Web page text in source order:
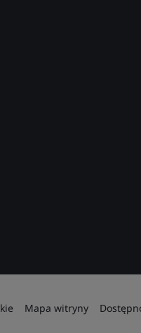
Mapa witryny